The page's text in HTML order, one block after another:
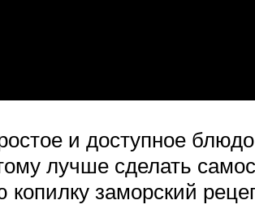
и доступное
лучше сделать
заморский